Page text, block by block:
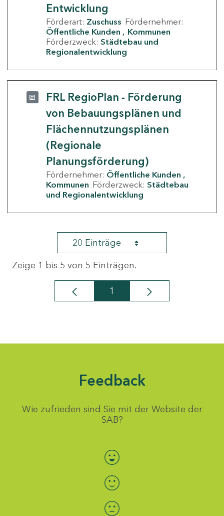
Entwicklung
Förderart: Zuschuss Fördernehmer:
Öffentliche Kunden
Kommunen
Förderzweck: Städtebau und
Regionalentwicklung
FRL RegioPlan - Förderung
von Bebauungsplänen und
Flächennutzungsplänen
(Regionale
Planungsförderung)
Fördernehmer: Öffentliche Kunden
Kommunen Förderzweck: Städtebau
und Regionalentwicklung
20 Einträge
Zeige 1 bis 5 von 5 Einträgen.
Seite
1
Feedback
Wie zufrieden sind Sie mit der Website der
SAB?
Bewertung auswählen